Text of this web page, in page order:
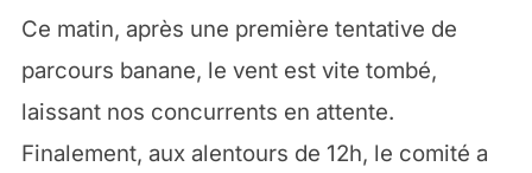
Ce matin, après une première tentative de
parcours banane, le vent est vite tombé,
laissant nos concurrents en attente.
Finalement, aux alentours de 12h, le comité a